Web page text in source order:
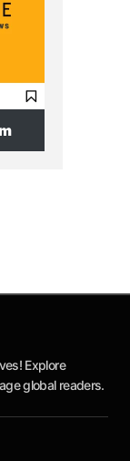
Explore
global readers.